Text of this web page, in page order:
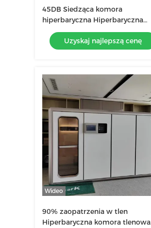
45DB Siedząca komora
hiperbaryczna Hiperbaryczna
terapia tlenowa na depresję
2000mmUzyskaj najlepszą cenę
Wideo
90% zaopatrzenia w tlen
Hiperbaryczna komora tlenowa